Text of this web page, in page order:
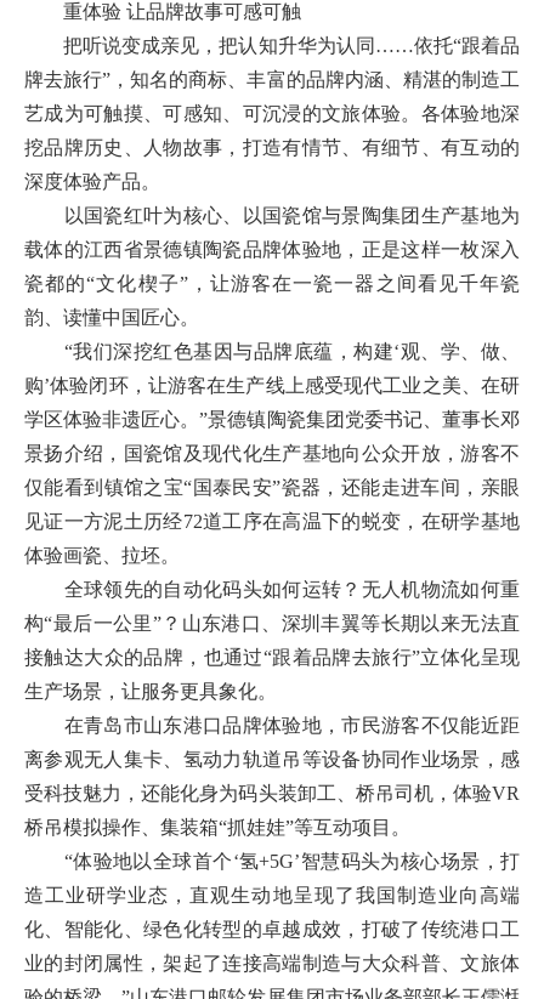
重体验 让品牌故事可感可触
把听说变成亲见，把认知升华为认同……依托“跟着品
牌去旅行”，知名的商标、丰富的品牌内涵、精湛的制造工
艺成为可触摸、可感知、可沉浸的文旅体验。各体验地深
挖品牌历史、人物故事，打造有情节、有细节、有互动的
深度体验产品。
以国瓷红叶为核心、以国瓷馆与景陶集团生产基地为
载体的江西省景德镇陶瓷品牌体验地，正是这样一枚深入
瓷都的“文化楔子”，让游客在一瓷一器之间看见千年瓷
韵、读懂中国匠心。
“我们深挖红色基因与品牌底蕴，构建‘观、学、做、
购’体验闭环，让游客在生产线上感受现代工业之美、在研
学区体验非遗匠心。”景德镇陶瓷集团党委书记、董事长邓
景扬介绍，国瓷馆及现代化生产基地向公众开放，游客不
仅能看到镇馆之宝“国泰民安”瓷器，还能走进车间，亲眼
见证一方泥土历经72道工序在高温下的蜕变，在研学基地
体验画瓷、拉坯。
全球领先的自动化码头如何运转？无人机物流如何重
构“最后一公里”？山东港口、深圳丰翼等长期以来无法直
接触达大众的品牌，也通过“跟着品牌去旅行”立体化呈现
生产场景，让服务更具象化。
在青岛市山东港口品牌体验地，市民游客不仅能近距
离参观无人集卡、氢动力轨道吊等设备协同作业场景，感
受科技魅力，还能化身为码头装卸工、桥吊司机，体验VR
桥吊模拟操作、集装箱“抓娃娃”等互动项目。
“体验地以全球首个‘氢+5G’智慧码头为核心场景，打
造工业研学业态，直观生动地呈现了我国制造业向高端
化、智能化、绿色化转型的卓越成效，打破了传统港口工
业的封闭属性，架起了连接高端制造与大众科普、文旅体